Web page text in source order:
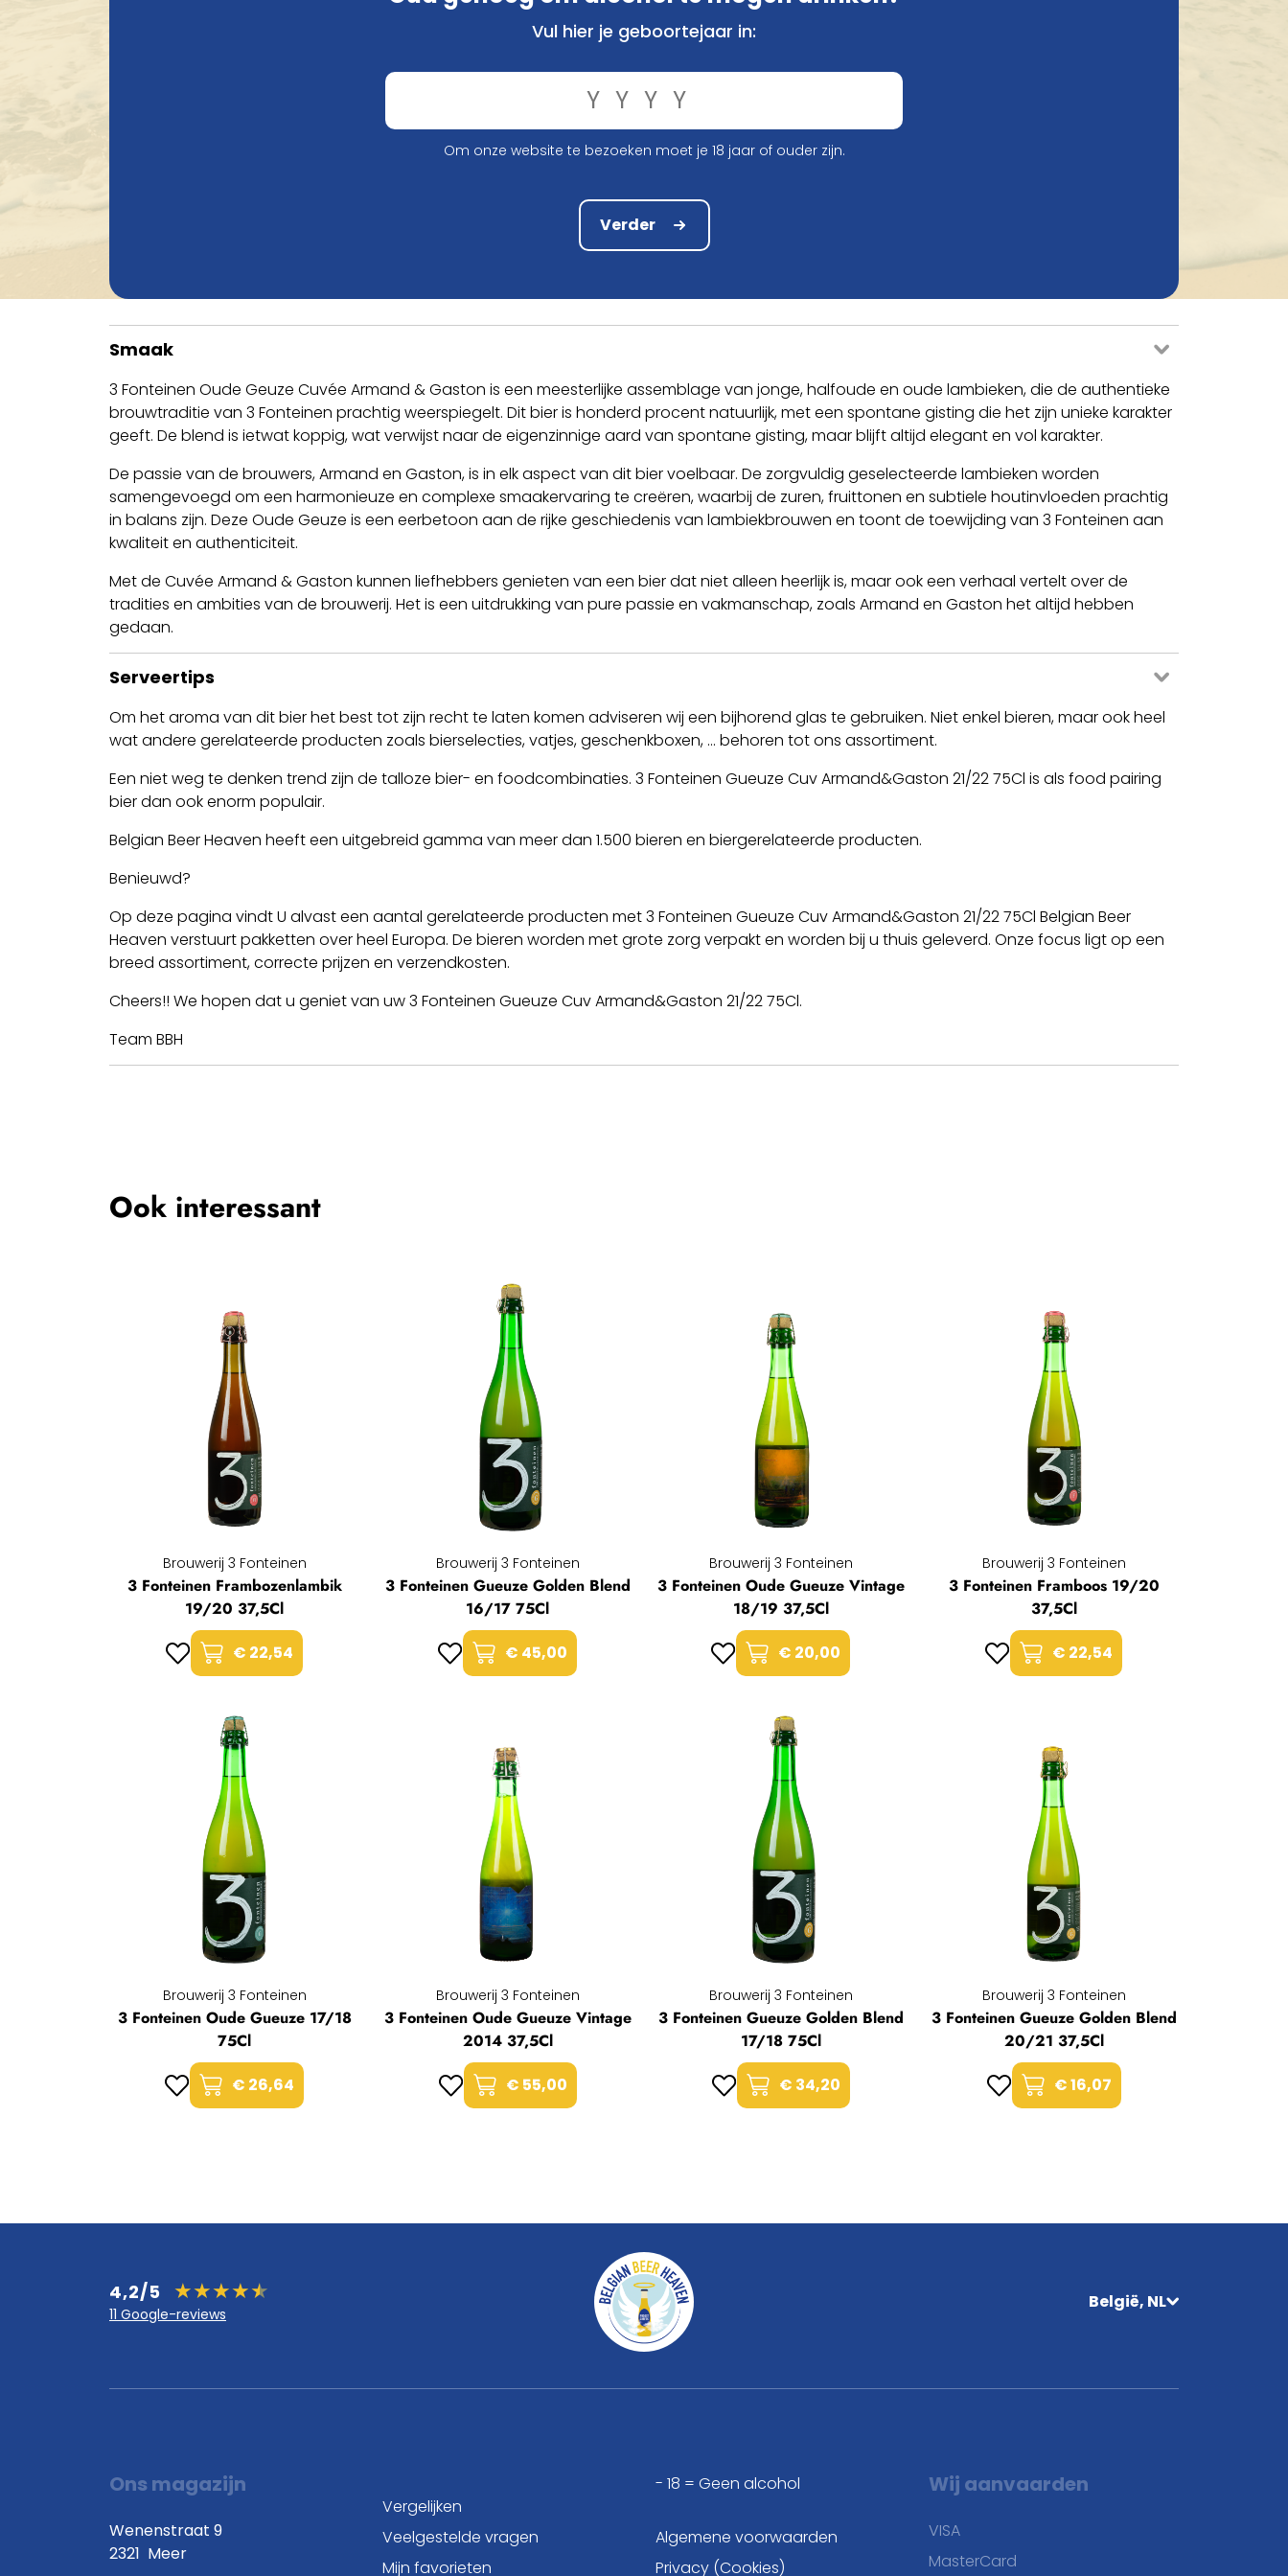
Compact en stevig verpakt
Veilig online bestellen en betalen
Smaak
3 Fonteinen Oude Geuze Cuvée Armand & Gaston is een meesterlijke assemblage van jonge, halfoude en oude lambieken, die de authentieke
brouwtraditie van 3 Fonteinen prachtig weerspiegelt. Dit bier is honderd procent natuurlijk, met een spontane gisting die het zijn unieke karakter
geeft. De blend is ietwat koppig, wat verwijst naar de eigenzinnige aard van spontane gisting, maar blijft altijd elegant en vol karakter.
De passie van de brouwers, Armand en Gaston, is in elk aspect van dit bier voelbaar. De zorgvuldig geselecteerde lambieken worden
samengevoegd om een harmonieuze en complexe smaakervaring te creëren, waarbij de zuren, fruittonen en subtiele houtinvloeden prachtig
in balans zijn. Deze Oude Geuze is een eerbetoon aan de rijke geschiedenis van lambiekbrouwen en toont de toewijding van 3 Fonteinen aan
kwaliteit en authenticiteit.
Met de Cuvée Armand & Gaston kunnen liefhebbers genieten van een bier dat niet alleen heerlijk is, maar ook een verhaal vertelt over de
tradities en ambities van de brouwerij. Het is een uitdrukking van pure passie en vakmanschap, zoals Armand en Gaston het altijd hebben
gedaan.
Serveertips
Om het aroma van dit bier het best tot zijn recht te laten komen adviseren wij een bijhorend glas te gebruiken. Niet enkel bieren, maar ook heel
wat andere gerelateerde producten zoals bierselecties, vatjes, geschenkboxen, ... behoren tot ons assortiment.
Een niet weg te denken trend zijn de talloze bier- en foodcombinaties. 3 Fonteinen Gueuze Cuv Armand&Gaston 21/22 75Cl is als food pairing
bier dan ook enorm populair.
Belgian Beer Heaven heeft een uitgebreid gamma van meer dan 1.500 bieren en biergerelateerde producten.
Benieuwd?
Op deze pagina vindt U alvast een aantal gerelateerde producten met 3 Fonteinen Gueuze Cuv Armand&Gaston 21/22 75Cl Belgian Beer
Heaven verstuurt pakketten over heel Europa. De bieren worden met grote zorg verpakt en worden bij u thuis geleverd. Onze focus ligt op een
breed assortiment, correcte prijzen en verzendkosten.
Cheers!! We hopen dat u geniet van uw 3 Fonteinen Gueuze Cuv Armand&Gaston 21/22 75Cl.
Team BBH
Ook interessant
Brouwerij 3 Fonteinen
3 Fonteinen Frambozenlambik
19/20 37,5Cl
€ 22,54
Brouwerij 3 Fonteinen
3 Fonteinen Gueuze Golden Blend
16/17 75Cl
€ 45,00
Brouwerij 3 Fonteinen
3 Fonteinen Oude Gueuze Vintage
18/19 37,5Cl
€ 20,00
Brouwerij 3 Fonteinen
3 Fonteinen Framboos 19/20
37,5Cl
€ 22,54
Brouwerij 3 Fonteinen
3 Fonteinen Oude Gueuze 17/18
75Cl
€ 26,64
Brouwerij 3 Fonteinen
3 Fonteinen Oude Gueuze Vintage
2014 37,5Cl
€ 55,00
Brouwerij 3 Fonteinen
3 Fonteinen Gueuze Golden Blend
17/18 75Cl
€ 34,20
Brouwerij 3 Fonteinen
3 Fonteinen Gueuze Golden Blend
20/21 37,5Cl
€ 16,07
Vul hier je geboortejaar in:
Om onze website te bezoeken moet je 18 jaar of ouder zijn.
Verder
4,2/5
11 Google-reviews
België, NL
Ons magazijn
Wenenstraat 9
2321 Meer
Vergelijken
Veelgestelde vragen
Mijn favorieten
- 18 = Geen alcohol
Algemene voorwaarden
Privacy (Cookies)
Wij aanvaarden
VISA
MasterCard